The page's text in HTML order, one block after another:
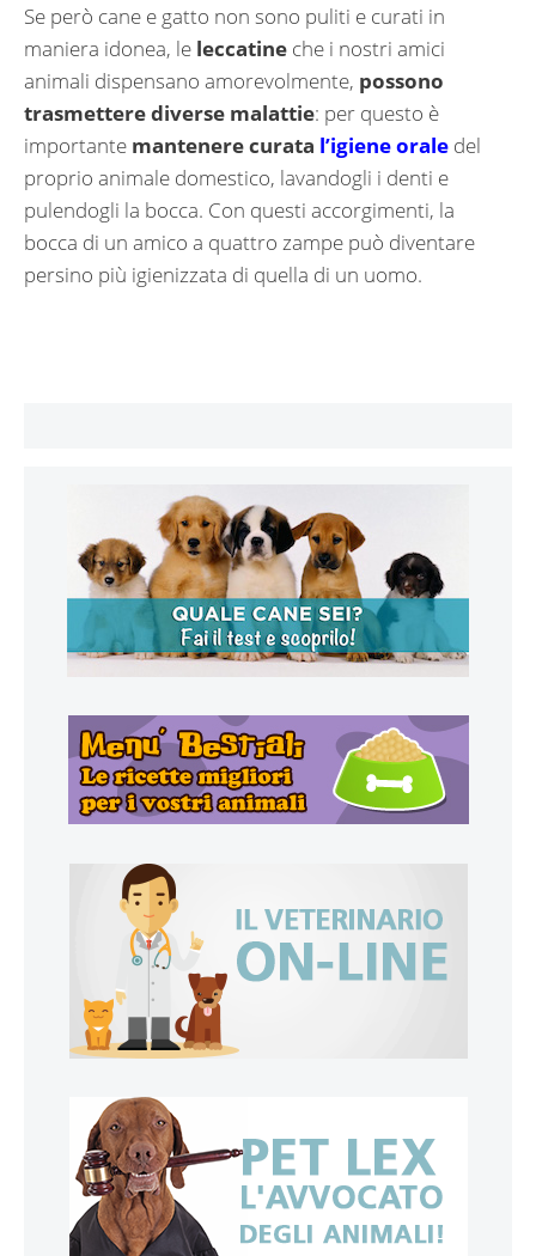
Se però cane e gatto non sono puliti e curati in
maniera idonea, le leccatine che i nostri amici
animali dispensano amorevolmente, possono
trasmettere diverse malattie: per questo è
importante mantenere curata l’igiene orale del
proprio animale domestico, lavandogli i denti e
pulendogli la bocca. Con questi accorgimenti, la
bocca di un amico a quattro zampe può diventare
persino più igienizzata di quella di un uomo.